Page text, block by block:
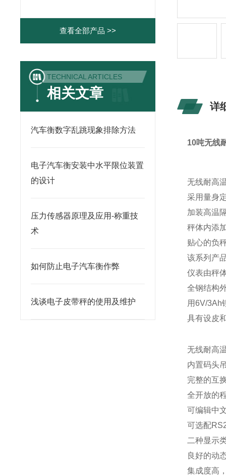
查看全部产品 >>
TECHNICAL ARTICLES
相关文章
汽车衡数字乱跳现象排除方法
电子汽车衡安装中水平限位装置
的设计
压力传感器原理及应用-称重技
术
如何防止电子汽车衡作弊
浅谈电子皮带秤的使用及维护
详
10吨无线
无线耐高
采用量身
加装高温
秤体内添
贴心的负
该系列产
仪表由秤
全钢结构
用6V/3Ah
具有设皮
无线耐高
内置码头
完整的互
全开放的
可编辑中
可选配
二种显示
良好的动
集成度高